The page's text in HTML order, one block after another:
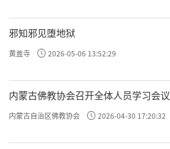
邪知邪见堕地狱
黄盖寺 2026-05-06 13:52:29
内蒙古佛教协会召开全体人员学习会议
内蒙古自治区佛教协会 2026-04-30 17:20:32